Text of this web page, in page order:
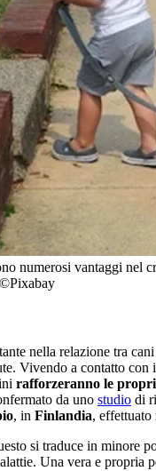
numerosi vantaggi nel
nella relazione tra
Vivendo a contatto con
rafforzeranno le
da uno studio di
, in Finlandia, effettuato
si traduce in minore
Una vera e propria